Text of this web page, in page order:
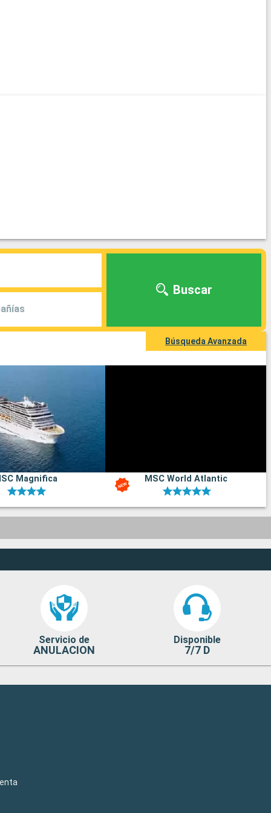
Buscar
Búsqueda Avanzada
Magnifica MSC World Atlantic
Servicio de
ANULACION
Disponible
7/7 D